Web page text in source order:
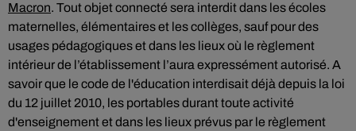
Macron. Tout objet connecté sera interdit dans les écoles
maternelles, élémentaires et les collèges, sauf pour des
usages pédagogiques et dans les lieux où le règlement
intérieur de l’établissement l’aura expressément autorisé. A
savoir que le code de l'éducation interdisait déjà depuis la loi
du 12 juillet 2010, les portables durant toute activité
d'enseignement et dans les lieux prévus par le règlement